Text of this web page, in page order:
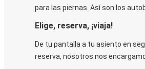
para las piernas. Así son los
Elige, reserva, ¡viaja!
De tu pantalla a tu asiento en
reserva, nosotros nos